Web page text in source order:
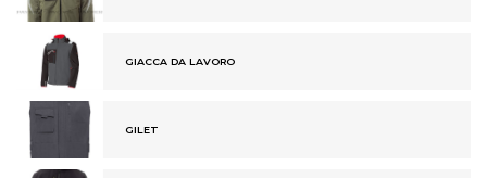
GIACCA DA LAVORO
GILET